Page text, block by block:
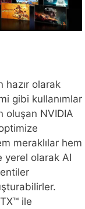
hazır olarak
gibi kullanımlar
oluşan NVIDIA
meraklılar hem
yerel olarak AI
ile